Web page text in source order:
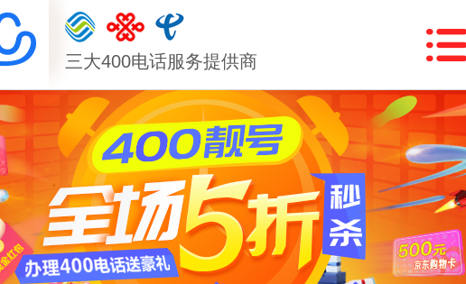
三大400电话服务提供商
唐山400电话是不是只能在当地办？外地能办吗？